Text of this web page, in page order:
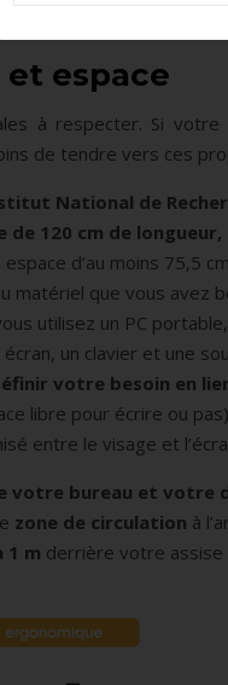
espace
à respecter. Si
de tendre vers ces
National de
120 cm de
d’au moins 75,5
matériel que vous avez
utilisez un PC
un clavier et une
votre besoin en
libre pour écrire ou
entre le visage et
votre bureau et votre
zone de circulation à
1 m derrière votre assise